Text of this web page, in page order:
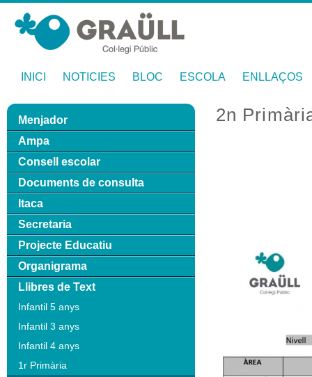
INICI NOTICIES BLOC ESCOLA ENLLAÇOS
Menjador
Ampa
Consell escolar
Documents de consulta
Itaca
Secretaria
Projecte Educatiu
Organigrama
Llibres de Text
Infantil 5 anys
Infantil 3 anys
Infantil 4 anys
1r Primària
2n